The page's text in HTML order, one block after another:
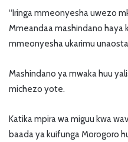
“Iringa mmeonyesha uwezo
Mmeandaa mashindano haya
mmeonyesha ukarimu
Mashindano ya mwaka huu
michezo yote.
Katika mpira wa miguu kwa
baada ya kuifunga Morogoro